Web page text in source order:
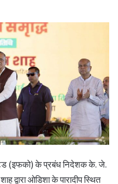
(इफको) के प्रबंध निदेशक के. जे.
द्वारा ओडिशा के पारादीप स्थित